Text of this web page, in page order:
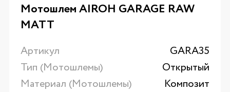
Мотошлем AIROH GARAGE RAW
MATT
Артикул
GARA35
Тип (Мотошлемы)
Открытый
Материал (Мотошлемы)
Композит